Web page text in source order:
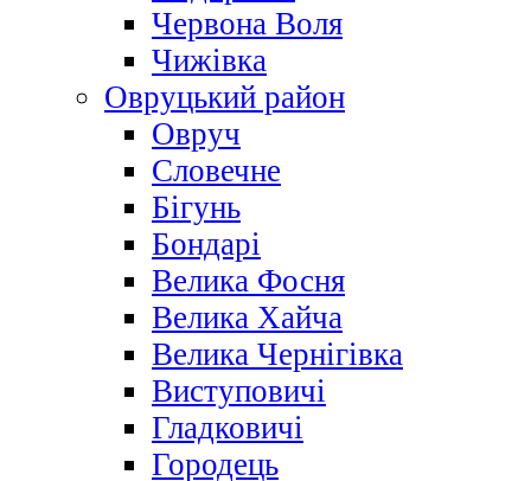
Червона Воля
Чижівка
Овруцький район
Овруч
Словечне
Бігунь
Бондарі
Велика Фосня
Велика Хайча
Велика Чернігівка
Виступовичі
Гладковичі
Городець